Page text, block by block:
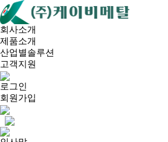
회사소개
제품소개
산업별솔루션
고객지원
로그인
회원가입